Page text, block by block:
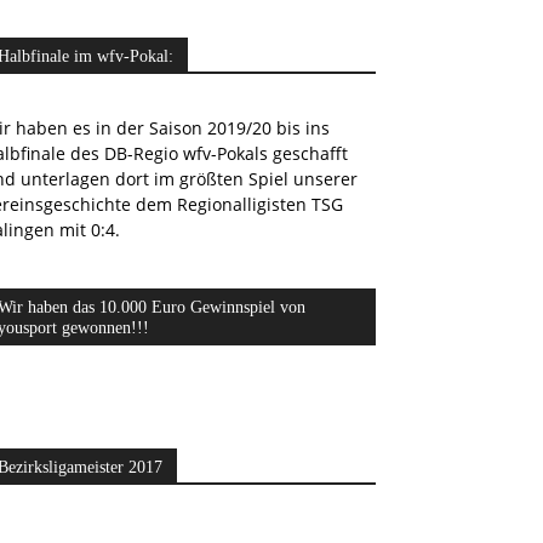
im wfv-Pokal:
haben es in der Saison 2019/20 bis ins
des DB-Regio wfv-Pokals geschafft
unterlagen dort im größten Spiel unserer
dem Regionalligisten TSG
mit 0:4.
haben das 10.000 Euro Gewinnspiel von
gewonnen!!!
2017